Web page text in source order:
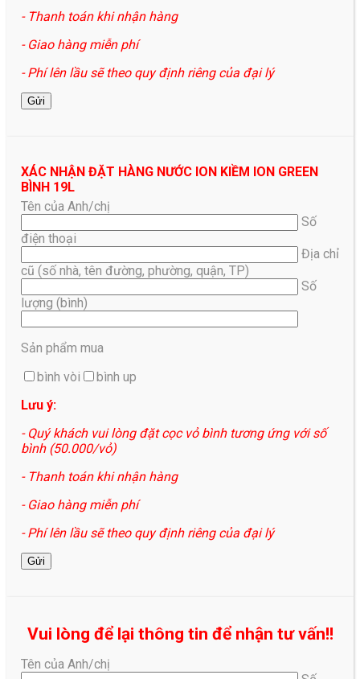
- Thanh toán khi nhận hàng
- Giao hàng miễn phí
- Phí lên lầu sẽ theo quy định riêng của đại lý
XÁC NHẬN ĐẶT HÀNG NƯỚC ION KIỀM ION GREEN
BÌNH 19L
Tên của Anh/chị
Số
điện thoại
Địa chỉ
cũ (số nhà, tên đường, phường, quận, TP)
Số
lượng (bình)
Sản phẩm mua
bình vòi
bình up
Lưu ý:
- Quý khách vui lòng đặt cọc vỏ bình tương ứng với số
bình (50.000/vỏ)
- Thanh toán khi nhận hàng
- Giao hàng miễn phí
- Phí lên lầu sẽ theo quy định riêng của đại lý
Vui lòng để lại thông tin để nhận tư vấn!!
Tên của Anh/chị